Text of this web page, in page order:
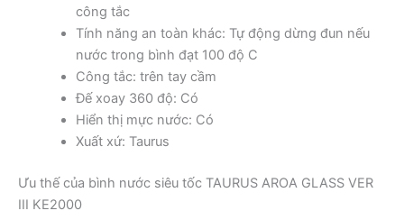
công tắc
Tính năng an toàn khác: Tự động dừng đun nếu
nước trong bình đạt 100 độ C
Công tắc: trên tay cầm
Đế xoay 360 độ: Có
Hiển thị mực nước: Có
Xuất xứ: Taurus
Ưu thế của bình nước siêu tốc TAURUS AROA GLASS VER
III KE2000